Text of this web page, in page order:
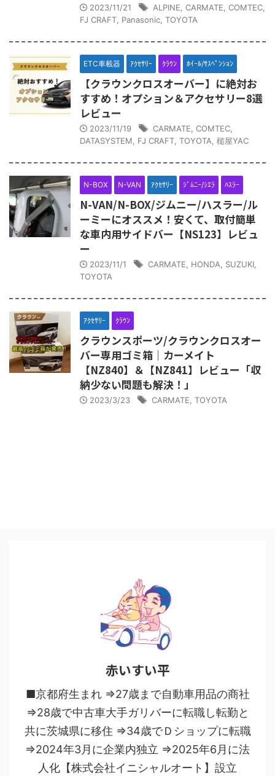
2023/11/21 ALPINE CARMATE COMTEC
FJ CRAFT Panasonic TOYOTA
ETC車載器 ｱｸｾｻﾘｰ ｸﾗｳﾝ ﾎｲｰﾙ/ｻｽﾍﾟﾝｼｮﾝ
【クラウンクロスオーバー】に絶対お
すすめ！オプション＆アクセサリー8選
レビュー
2023/11/19 CARMATE COMTEC
DATASYSTEM
FJ CRAFT TOYOTA 槌屋YAC
N-BOX N-VAN ｱｸｾｻﾘｰ ｼﾞﾑﾆｰ/ｼｴﾗ ﾊｽﾗｰ
N-VAN/N-BOX/ジムニー/ハスラー/ル
ーミーにオススメ！安くて、取付簡単
な車内用サイドバー【NS123】レビュ
ー
2023/11/1 CARMATE HONDA SUZUKI
TOYOTA
ｱｸｾｻﾘｰ ｸﾗｳﾝ
クラウンスポーツ/クラウンクロスオー
バー専用ゴミ箱｜カーメイト
【NZ840】＆【NZ841】レビュー「収
納少ない問題も解決！」
2023/3/23 CARMATE TOYOTA
赤いすい平
■京都府生まれ ⇒27歳まで自動車用品の商社
⇒28歳で中古車大手ガリバーに転職し転勤と
共に茨城県に移住 ⇒34歳でＤショップに転職
⇒2024年3月に企業内独立 ⇒2025年6月に法
人化【株式会社イニシャルオート】設立